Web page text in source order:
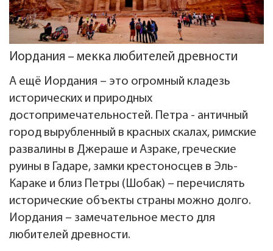
Иордания – мекка любителей древности
А ещё Иордания – это огромный кладезь
исторических и природных
достопримечательностей. Петра - античный
город вырубленный в красных скалах, римские
развалины в Джераше и Азраке, греческие
руины в Гадаре, замки крестоносцев в Эль-
Караке и близ Петры (Шобак) – перечислять
исторические объекты страны можно долго.
Иордания – замечательное место для
любителей древности.